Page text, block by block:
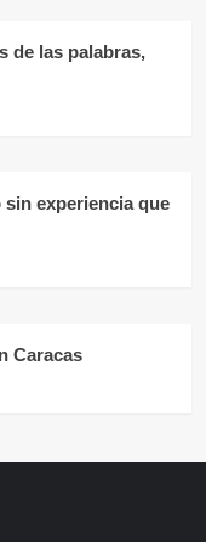
de las palabras,
experiencia que
Caracas